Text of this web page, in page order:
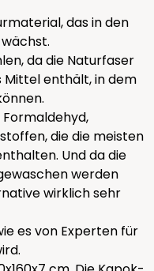
das in den
da die Naturfaser
enthält, in dem
die die meisten
Und da die
werden
wirklich sehr
es von Experten für